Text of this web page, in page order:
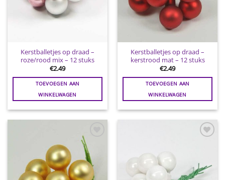
Kerstballetjes op draad –
roze/rood mix – 12 stuks
€2.49
TOEVOEGEN AAN
WINKELWAGEN
Kerstballetjes op draad –
kerstrood mat – 12 stuks
€2.49
TOEVOEGEN AAN
WINKELWAGEN
Toevoegen
aan
wenslijst